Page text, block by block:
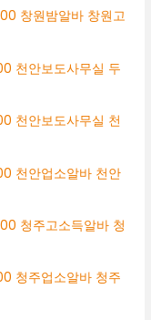
창원밤알바 창원고
천안보도사무실 두
천안보도사무실 천
천안업소알바 천안
청주고소득알바 청
청주업소알바 청주